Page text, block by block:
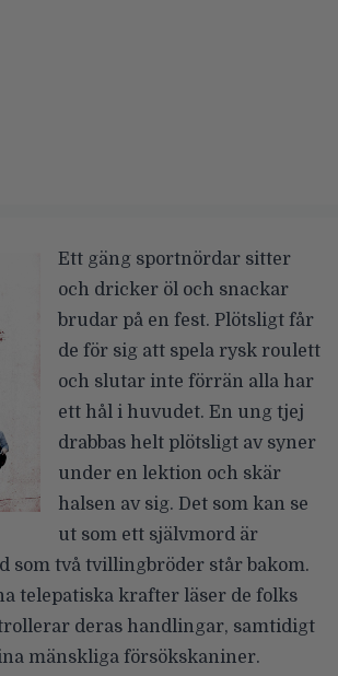
Ett gäng sportnördar sitter
och dricker öl och snackar
brudar på en fest. Plötsligt får
de för sig att spela rysk roulett
och slutar inte förrän alla har
ett hål i huvudet. En ung tjej
drabbas helt plötsligt av syner
under en lektion och skär
halsen av sig. Det som kan se
ut som ett självmord är
som två tvillingbröder står bakom.
telepatiska krafter läser de folks
deras handlingar, samtidigt
mänskliga försökskaniner.